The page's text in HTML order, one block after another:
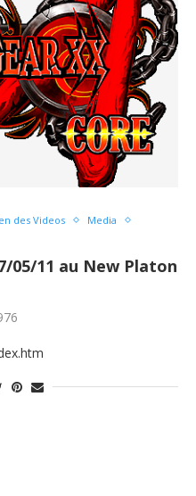
des Videos
Media
05/11 au New Platon